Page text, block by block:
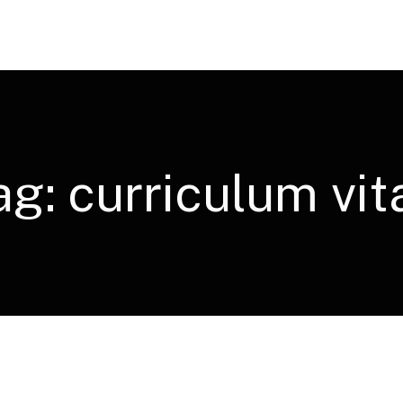
curriculum